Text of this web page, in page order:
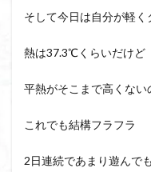
そして今日は自分が軽く
熱は37.3℃くらいだけど
平熱がそこまで高くない
これでも結構フラフラ
2日連続であまり遊んで